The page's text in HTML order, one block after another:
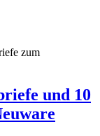
und 10